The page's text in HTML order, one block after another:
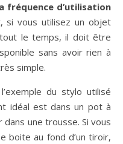
fréquence d’utilisation
si vous utilisez un objet
le temps, il doit être
sans avoir rien à
simple.
du stylo utilisé
idéal est dans un pot à
une trousse. Si vous
boite au fond d’un tiroir,